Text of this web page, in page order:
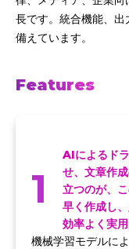
長です。統合機能、
備えています。
Features
1
AIによるド
せ、文章作
立つのが、
早く作成し
効率よく実
機械学習モデルに